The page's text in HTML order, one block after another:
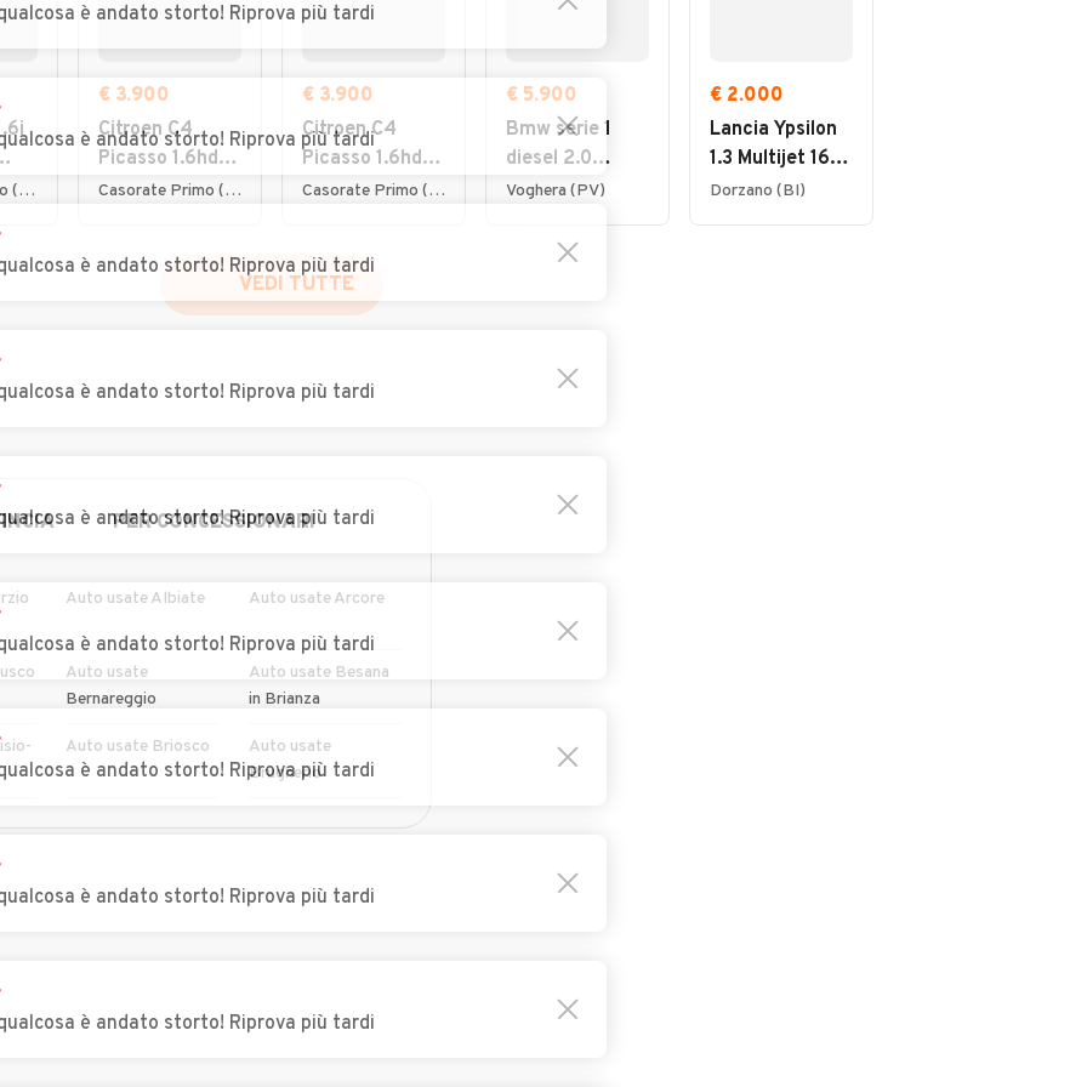
Lurate Caccivio (CO)
€ 3.900
Citroen C4
Picasso 1.6hdi
7posti 2012
Casorate Primo (PV)
€ 3.900
Citroen C4
Picasso 1.6hdi
7posti 2012
Casorate Primo (PV)
€ 5.900
Bmw serie 1
diesel 2.0
cilindrata anno
Voghera (PV)
€ 2.000
Lancia Ypsilon
1.3 Multijet 16V
Platino
Dorzano (BI)
VEDI TUTTE
PER CONCESSIONARI
Auto usate Albiate Auto usate Arcore
Auto usate
Bernareggio
Auto usate Besana
in Brianza
Auto usate Briosco
Auto usate
Brugherio
Auto usate
Auto usate
Auto usate Ceriano
Auto usate Cesano
d'Adda
Correzzana
ALTRI
è andato storto! Riprova più tardi
è andato storto! Riprova più tardi
è andato storto! Riprova più tardi
è andato storto! Riprova più tardi
è andato storto! Riprova più tardi
è andato storto! Riprova più tardi
è andato storto! Riprova più tardi
è andato storto! Riprova più tardi
è andato storto! Riprova più tardi